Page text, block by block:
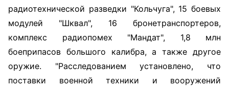
радиотехнической разведки "Кольчуга", 15 боевых
модулей "Шквал", 16 бронетранспортеров,
комплекс радиопомех "Мандат", 1,8 млн
боеприпасов большого калибра, а также другое
оружие. "Расследованием установлено, что
поставки военной техники и вооружений